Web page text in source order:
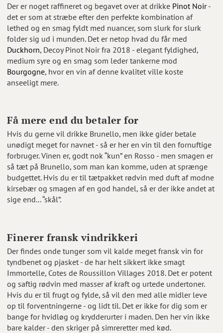
Der er noget raffineret og begavet over at drikke Pinot Noir-
det er som at stræbe efter den perfekte kombination af
lethed og en smag fyldt med nuancer, som slurk for slurk
folder sig ud i munden. Det er netop hvad du får med
Duckhorn, Decoy Pinot Noir fra 2018 - elegant fyldighed,
medium syre og en smag som leder tankerne mod
Bourgogne, hvor en vin af denne kvalitet ville koste
anseeligt mere.
Få mere end du betaler for
Hvis du gerne vil drikke Brunello, men ikke gider betale
unødigt meget for navnet - så er her en vin til den fornuftige
forbruger. Vinen er, godt nok “kun” en Rosso - men smagen er
så tæt på Brunello, som man kan komme, uden at sprænge
budgettet. Hvis du er til tætpakket rødvin med duft af modne
kirsebær og smagen af en god handel, så er der ikke andet at
sige end... “skål”.
Finerer fransk vindrikkeri
Der findes onde tunger som vil kalde meget fransk vin for
tyndbenet og pjasket - de har helt sikkert ikke smagt
Immortelle, Cotes de Roussillon Villages 2018. Det er potent
og saftig rødvin med masser af kraft og urtede undertoner.
Hvis du er til frugt og fylde, så vil den med alle midler leve
op til forventningerne - og lidt til. Det er ikke for dig som er
bange for hvidløg og krydderurter i maden. Den her vin ikke
bare kalder - den skriger på simreretter med kød.